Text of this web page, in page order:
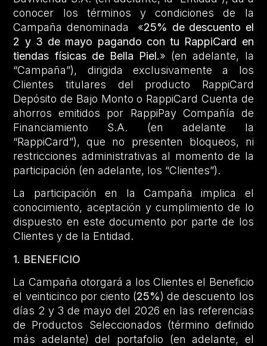
conocer los términos y condiciones de la
Campaña denominada «25% de descuento el
2 y 3 de mayo pagando con tu RappiCard en
tiendas físicas de Bella Piel.» (en adelante, la
“Campaña”), dirigida exclusivamente a los
Clientes titulares del producto RappiCard
Depósito de Bajo Monto o RappiCard Cuenta de
ahorros emitidos por RappiPay Compañía de
Financiamiento S.A. (en adelante la
“RappiCard”), que no presenten bloqueos, ni
restricciones administrativas al momento de la
participación (en adelante, los “Clientes”).
La participación en la Campaña implica el
conocimiento, aceptación y cumplimiento de lo
dispuesto en este documento por parte de los
Clientes y de la Entidad.
1. BENEFICIO
La Campaña otorgará a los Clientes el Beneficio
el veinticinco por ciento (25%) de descuento los
días 2 y 3 de mayo del 2026 en las referencias
de Productos Seleccionados (término definido
más adelante) del portafolio (en adelante, el